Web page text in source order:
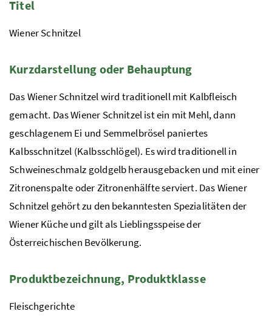
Titel
Wiener Schnitzel
Kurzdarstellung oder Behauptung
Das Wiener Schnitzel wird traditionell mit Kalbfleisch
gemacht. Das Wiener Schnitzel ist ein mit Mehl, dann
geschlagenem Ei und Semmelbrösel paniertes
Kalbsschnitzel (Kalbsschlögel). Es wird traditionell in
Schweineschmalz goldgelb herausgebacken und mit einer
Zitronenspalte oder Zitronenhälfte serviert. Das Wiener
Schnitzel gehört zu den bekanntesten Spezialitäten der
Wiener Küche und gilt als Lieblingsspeise der
Österreichischen Bevölkerung.
Produktbezeichnung, Produktklasse
Fleischgerichte